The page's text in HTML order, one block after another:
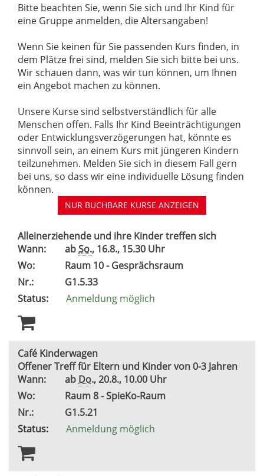
Bitte beachten Sie, wenn Sie sich und Ihr Kind für
eine Gruppe anmelden, die Altersangaben!
Wenn Sie keinen für Sie passenden Kurs finden, in
dem Plätze frei sind, melden Sie sich bitte bei uns.
Wir schauen dann, was wir tun können, um Ihnen
ein Angebot machen zu können.
Unsere Kurse sind selbstverständlich für alle
Menschen offen. Falls Ihr Kind Beeinträchtigungen
oder Entwicklungsverzögerungen hat, könnte es
sinnvoll sein, an einem Kurs mit jüngeren Kindern
teilzunehmen. Melden Sie sich in diesem Fall gern
bei uns, so dass wir eine individuelle Lösung finden
können.
NUR BUCHBARE KURSE ANZEIGEN
Alleinerziehende und ihre Kinder treffen sich
Wann:
abSo., 16.8., 15.30 Uhr
Wo:
Raum 10 - Gesprächsraum
Nr.:
G1.5.33
Status:
Anmeldung möglich
Café Kinderwagen
Offener Treff für Eltern und Kinder von 0-3 Jahren
Wann:
ab Do., 20.8., 10.00 Uhr
Wo:
Raum 8 - SpieKo-Raum
Nr.:
G1.5.21
Status:
Anmeldung möglich